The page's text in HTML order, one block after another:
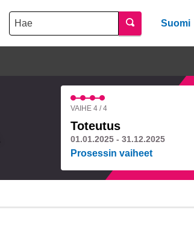
Hae Suomi
VAIHE 4 / 4
Toteutus
01.01.2025 - 31.12.2025
Prosessin vaiheet